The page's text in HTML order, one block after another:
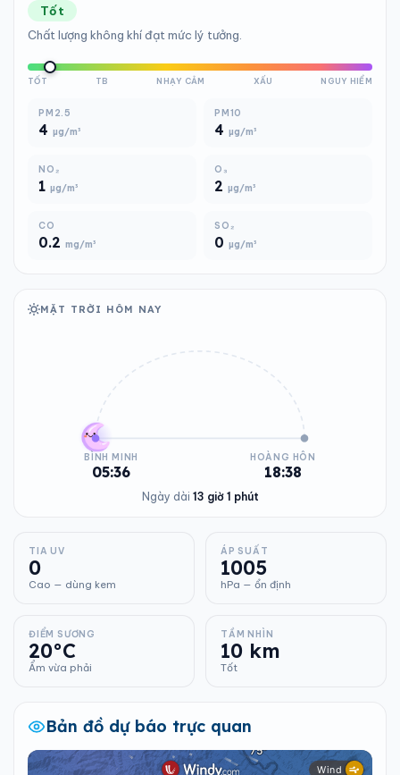
Tốt
Chất lượng không khí đạt mức lý tưởng.
TỐT TB NHẠY CẢM XẤU NGUY HIỂM
PM2.5
4 µg/m³
PM10
4 µg/m³
NO₂
1 µg/m³
O₃
2 µg/m³
CO
0.2 mg/m³
SO₂
0 µg/m³
MẶT TRỜI HÔM NAY
BÌNH MINH
05:36
HOÀNG HÔN
18:38
Ngày dài 13 giờ 1 phút
TIA UV
0
Cao — dùng kem
ÁP SUẤT
1005
hPa — ổn định
ĐIỂM SƯƠNG
20°C
Ẩm vừa phải
TẦM NHÌN
10 km
Tốt
Bản đồ dự báo trực quan